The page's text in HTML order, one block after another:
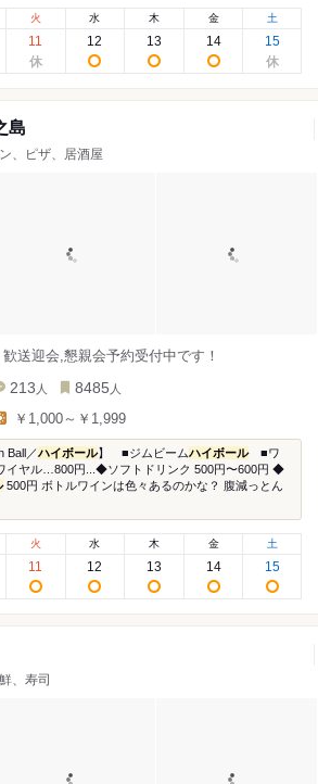
火
11
水
12
木
13
金
14
土
15
島
、ピザ、居酒屋
送迎会,懇親会予約受付中です！
213 人 8485 人
￥1,000～￥1,999
Ball／ハイボール】 ■ジムビームハイボール■ワ
イヤル…800円...◆ソフトドリンク 500円〜600円 ◆
500円 ボトルワインは色々あるのかな？ 腹減っとん
火
11
水
12
木
13
金
14
土
15
、寿司